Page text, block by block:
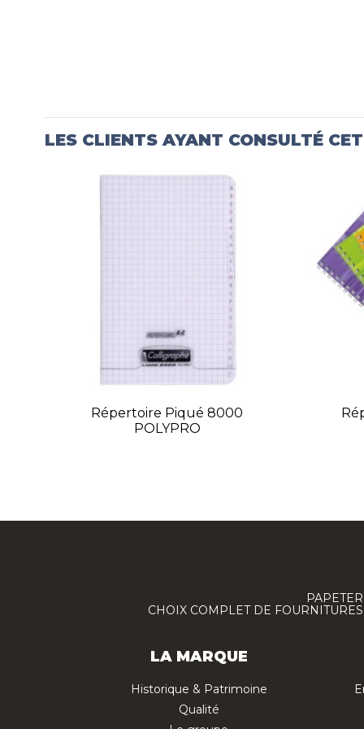
LES CLIENTS AYANT CONSULTÉ
Répertoire Piqué 8000
POLYPRO
CHOIX COMPLET DE
LA MARQUE
Historique & Patrimoine
Qualité